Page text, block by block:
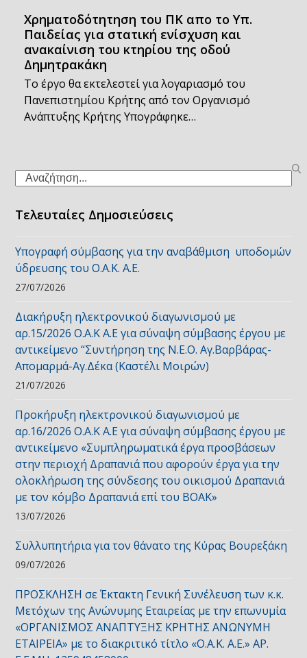
Χρηματοδότητηση του ΠΚ απο το Υπ.
Παιδείας για στατική ενίσχυση και
ανακαίνιση του κτηρίου της οδού
Δημητρακάκη
Το έργο θα εκτελεστεί για λογαριασμό του
Πανεπιστημίου Κρήτης από τον Οργανισμό
Ανάπτυξης Κρήτης Υπογράφηκε…
Search
Τελευταίες Δημοσιεύσεις
Υπογραφή σύμβασης για την αναβάθμιση υποδομών
ύδρευσης του Ο.Α.Κ. Α.Ε.
27/07/2026
Διακήρυξη ηλεκτρονικού διαγωνισμού με
αρ.15/2026 Ο.Α.Κ Α.Ε για σύναψη σύμβασης έργου με
αντικείμενο “Συντήρηση της Ν.Ε.Ο. Αγ.Βαρβάρας-
Απομαρμά-Αγ.Δέκα (Καστέλι Μοιρών)
21/07/2026
Προκήρυξη ηλεκτρονικού διαγωνισμού με
αρ.16/2026 Ο.Α.Κ Α.Ε για σύναψη σύμβασης έργου με
αντικείμενο «Συμπληρωματικά έργα προσβάσεων
στην περιοχή Δραπανιά που αφορούν έργα για την
ολοκλήρωση της σύνδεσης του οικισμού Δραπανιά
με τον κόμβο Δραπανιά επί του ΒΟΑΚ»
13/07/2026
Συλλυπητήρια για τον θάνατο της Κύρας Βουρεξάκη
09/07/2026
ΠΡΟΣΚΛΗΣΗ σε Έκτακτη Γενική Συνέλευση των κ.κ.
Μετόχων της Ανώνυμης Εταιρείας με την επωνυμία
«ΟΡΓΑΝΙΣΜΟΣ ΑΝΑΠΤΥΞΗΣ ΚΡΗΤΗΣ ΑΝΩΝΥΜΗ
ΕΤΑΙΡΕΙΑ» με το διακριτικό τίτλο «Ο.Α.Κ. Α.Ε.» ΑΡ.